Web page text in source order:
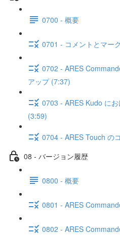
0700 - 概要
0701 - コメントとマー
0702 - ARES
アップ (7:37)
0703 - ARES Kudo に
(3:59)
0704 - ARES Touch の
08 - バージョン履歴
0800 - 概要
0801 - ARES
0802 - ARES